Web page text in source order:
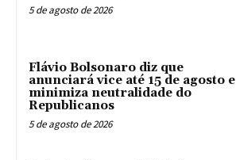
5 de agosto de 2026
Flávio Bolsonaro diz que
anunciará vice até 15 de agosto e
minimiza neutralidade do
Republicanos
5 de agosto de 2026